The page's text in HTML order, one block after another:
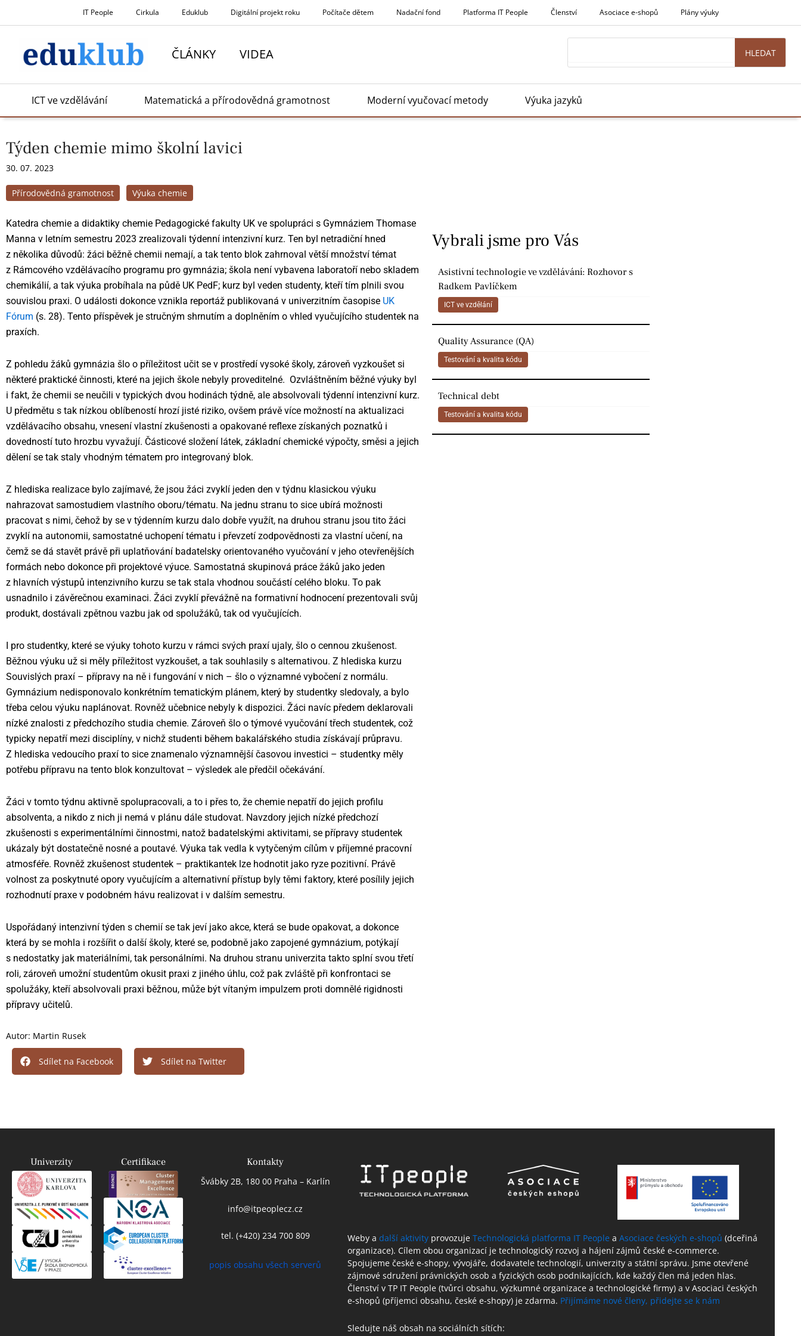
na
IT People Cirkula Eduklub Digitální projekt roku Počítače dětem Nadační fond Platforma IT People Členství Asociace e-shopů Plány výuky
ČLÁNKY VIDEA HLEDAT
ICT ve vzdělávání Matematická a přírodovědná gramotnost Moderní vyučovací metody Výuka jazyků
Týden chemie mimo školní lavici
30. 07. 2023
Přírodovědná gramotnost Výuka chemie
Katedra chemie a didaktiky chemie Pedagogické fakulty UK ve spolupráci s Gymnáziem Thomase
Manna v letním semestru 2023 zrealizovali týdenní intenzivní kurz. Ten byl netradiční hned
z několika důvodů: žáci běžně chemii nemají, a tak tento blok zahrnoval větší množství témat
z Rámcového vzdělávacího programu pro gymnázia; škola není vybavena laboratoří nebo skladem
chemikálií, a tak výuka probíhala na půdě UK PedF; kurz byl veden studenty, kteří tím plnili svou
souvislou praxi. O události dokonce vznikla reportáž publikovaná v univerzitním časopise UK
Fórum (s. 28). Tento příspěvek je stručným shrnutím a doplněním o vhled vyučujícího studentek na
praxích.
Z pohledu žáků gymnázia šlo o příležitost učit se v prostředí vysoké školy, zároveň vyzkoušet si
některé praktické činnosti, které na jejich škole nebyly proveditelné. Ozvláštněním běžné výuky byl
i fakt, že chemii se neučili v typických dvou hodinách týdně, ale absolvovali týdenní intenzivní kurz.
U předmětu s tak nízkou oblíbeností hrozí jisté riziko, ovšem právě více možností na aktualizaci
vzdělávacího obsahu, vnesení vlastní zkušenosti a opakované reflexe získaných poznatků i
dovedností tuto hrozbu vyvažují. Částicové složení látek, základní chemické výpočty, směsi a jejich
dělení se tak staly vhodným tématem pro integrovaný blok.
Z hlediska realizace bylo zajímavé, že jsou žáci zvyklí jeden den v týdnu klasickou výuku
nahrazovat samostudiem vlastního oboru/tématu. Na jednu stranu to sice ubírá možnosti
pracovat s nimi, čehož by se v týdenním kurzu dalo dobře využít, na druhou stranu jsou tito žáci
zvyklí na autonomii, samostatné uchopení tématu i převzetí zodpovědnosti za vlastní učení, na
čemž se dá stavět právě při uplatňování badatelsky orientovaného vyučování v jeho otevřenějších
formách nebo dokonce při projektové výuce. Samostatná skupinová práce žáků jako jeden
z hlavních výstupů intenzivního kurzu se tak stala vhodnou součástí celého bloku. To pak
usnadnilo i závěrečnou examinaci. Žáci zvyklí převážně na formativní hodnocení prezentovali svůj
produkt, dostávali zpětnou vazbu jak od spolužáků, tak od vyučujících.
I pro studentky, které se výuky tohoto kurzu v rámci svých praxí ujaly, šlo o cennou zkušenost.
Běžnou výuku už si měly příležitost vyzkoušet, a tak souhlasily s alternativou. Z hlediska kurzu
Souvislých praxí – přípravy na ně i fungování v nich – šlo o významné vybočení z normálu.
Gymnázium nedisponovalo konkrétním tematickým plánem, který by studentky sledovaly, a bylo
třeba celou výuku naplánovat. Rovněž učebnice nebyly k dispozici. Žáci navíc předem deklarovali
nízké znalosti z předchozího studia chemie. Zároveň šlo o týmové vyučování třech studentek, což
typicky nepatří mezi disciplíny, v nichž studenti během bakalářského studia získávají průpravu.
Z hlediska vedoucího praxí to sice znamenalo významnější časovou investici – studentky měly
potřebu přípravu na tento blok konzultovat – výsledek ale předčil očekávání.
Žáci v tomto týdnu aktivně spolupracovali, a to i přes to, že chemie nepatří do jejich profilu
absolventa, a nikdo z nich ji nemá v plánu dále studovat. Navzdory jejich nízké předchozí
zkušenosti s experimentálními činnostmi, natož badatelskými aktivitami, se přípravy studentek
ukázaly být dostatečně nosné a poutavé. Výuka tak vedla k vytyčeným cílům v příjemné pracovní
atmosféře. Rovněž zkušenost studentek – praktikantek lze hodnotit jako ryze pozitivní. Právě
volnost za poskytnuté opory vyučujícím a alternativní přístup byly těmi faktory, které posílily jejich
rozhodnutí praxe v podobném hávu realizovat i v dalším semestru.
Uspořádaný intenzivní týden s chemií se tak jeví jako akce, která se bude opakovat, a dokonce
která by se mohla i rozšířit o další školy, které se, podobně jako zapojené gymnázium, potýkají
s nedostatky jak materiálními, tak personálními. Na druhou stranu univerzita takto splní svou třetí
roli, zároveň umožní studentům okusit praxi z jiného úhlu, což pak zvláště při konfrontaci se
spolužáky, kteří absolvovali praxi běžnou, může být vítaným impulzem proti domnělé rigidnosti
přípravy učitelů.
Autor: Martin Rusek
Sdílet na Facebook Sdílet na Twitter
Vybrali jsme pro Vás
Asistivní technologie ve vzdělávání: Rozhovor s
Radkem Pavlíčkem
ICT ve vzdělání
Quality Assurance (QA)
Testování a kvalita kódu
Technical debt
Testování a kvalita kódu
Univerzity Certifikace Kontakty
Švábky 2B, 180 00 Praha – Karlín
info@itpeoplecz.cz
tel. (+420) 234 700 809
popis obsahu všech serverů
Weby adalší aktivity provozujeTechnologická platforma IT People aAsociace českých e-shopů (dceřiná
organizace). Cílem obou organizací je technologický rozvoj a hájení zájmů české e-commerce.
Spojujeme české e-shopy, vývojáře, dodavatele technologií, univerzity a státní správu. Jsme otevřené
zájmové sdružení právnických osob a fyzických osob podnikajících, kde každý člen má jeden hlas.
Členství v TP IT People (tvůrci obsahu, výzkumné organizace a technologické firmy) a v Asociaci českých
e-shopů (příjemci obsahu, české e-shopy) je zdarma. Přijímáme nové členy, přidejte se k nám
Sledujte náš obsah na sociálních sítích: